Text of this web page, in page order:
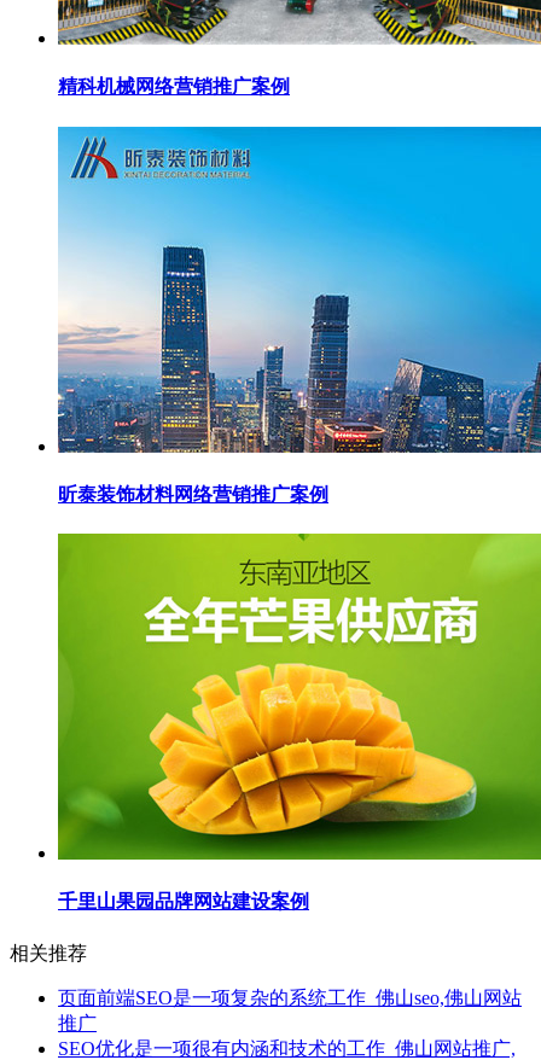
精科机械网络营销推广案例
昕泰装饰材料网络营销推广案例
千里山果园品牌网站建设案例
相关推荐
页面前端SEO是一项复杂的系统工作_佛山seo,佛山网站
推广
SEO优化是一项很有内涵和技术的工作_佛山网站推广,